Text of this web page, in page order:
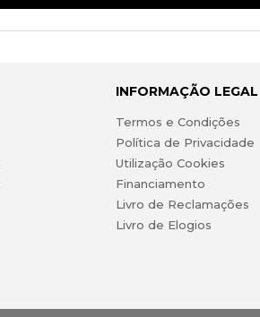
INFORMAÇÃO LEGAL
Termos e Condições
Política de Privacidade
Utilização Cookies
Financiamento
Livro de Reclamações
Livro de Elogios